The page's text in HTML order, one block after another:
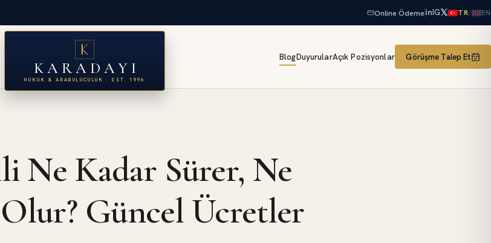
Online ÖdemeinIG𝕏 TR/ EN
KARADAYI
HUKUK & ARABULUCULUK · EST. 1996
BlogDuyurularAçık Pozisyonlar Görüşme Talep Et
Ne Kadar Sürer, Ne
Güncel Ücretler